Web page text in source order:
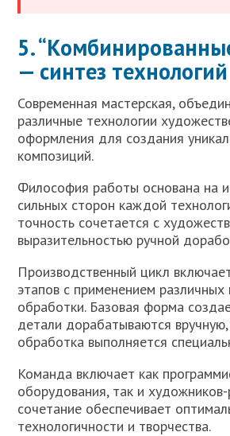
5.
— синтез технологий
Современная мастерская,
различные технологии
оформления для создания
композиций.
Философия работы основана на
сильных сторон каждой
точность сочетается с
выразительностью ручной
Производственный цикл
этапов с применением
обработки. Базовая форма
детали дорабатываются
обработка выполняется
Команда включает как
оборудования, так и
сочетание обеспечивает
технологичности и творчества.